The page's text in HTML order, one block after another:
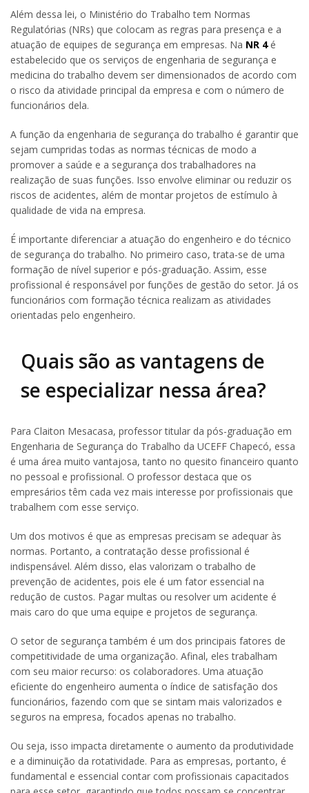
Além dessa lei, o Ministério do Trabalho tem Normas
Regulatórias (NRs) que colocam as regras para presença e a
atuação de equipes de segurança em empresas. Na NR 4é
estabelecido que os serviços de engenharia de segurança e
medicina do trabalho devem ser dimensionados de acordo com
o risco da atividade principal da empresa e com o número de
funcionários dela.
A função da engenharia de segurança do trabalho é garantir que
sejam cumpridas todas as normas técnicas de modo a
promover a saúde e a segurança dos trabalhadores na
realização de suas funções. Isso envolve eliminar ou reduzir os
riscos de acidentes, além de montar projetos de estímulo à
qualidade de vida na empresa.
É importante diferenciar a atuação do engenheiro e do técnico
de segurança do trabalho. No primeiro caso, trata-se de uma
formação de nível superior e pós-graduação. Assim, esse
profissional é responsável por funções de gestão do setor. Já os
funcionários com formação técnica realizam as atividades
orientadas pelo engenheiro.
Quais são as vantagens de
se especializar nessa área?
Para Claiton Mesacasa, professor titular da pós-graduação em
Engenharia de Segurança do Trabalho da UCEFF Chapecó, essa
é uma área muito vantajosa, tanto no quesito financeiro quanto
no pessoal e profissional. O professor destaca que os
empresários têm cada vez mais interesse por profissionais que
trabalhem com esse serviço.
Um dos motivos é que as empresas precisam se adequar às
normas. Portanto, a contratação desse profissional é
indispensável. Além disso, elas valorizam o trabalho de
prevenção de acidentes, pois ele é um fator essencial na
redução de custos. Pagar multas ou resolver um acidente é
mais caro do que uma equipe e projetos de segurança.
O setor de segurança também é um dos principais fatores de
competitividade de uma organização. Afinal, eles trabalham
com seu maior recurso: os colaboradores. Uma atuação
eficiente do engenheiro aumenta o índice de satisfação dos
funcionários, fazendo com que se sintam mais valorizados e
seguros na empresa, focados apenas no trabalho.
Ou seja, isso impacta diretamente o aumento da produtividade
e a diminuição da rotatividade. Para as empresas, portanto, é
fundamental e essencial contar com profissionais capacitados